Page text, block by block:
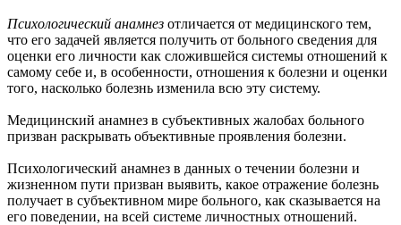
Психологический анамнез отличается от медицинского тем,
что его задачей является получить от больного сведения для
оценки его личности как сложившейся системы отношений к
самому себе и, в особенности, отношения к болезни и оценки
того, насколько болезнь изменила всю эту систему.
Медицин­ский анамнез в субъективных жалобах больного
призван рас­крывать объективные проявления болезни.
Психологический анамнез в данных о течении болезни и
жизненном пути при­зван выявить, какое отражение болезнь
получает в субъек­тивном мире больного, как сказывается на
его поведении, на всей системе личностных отношений.